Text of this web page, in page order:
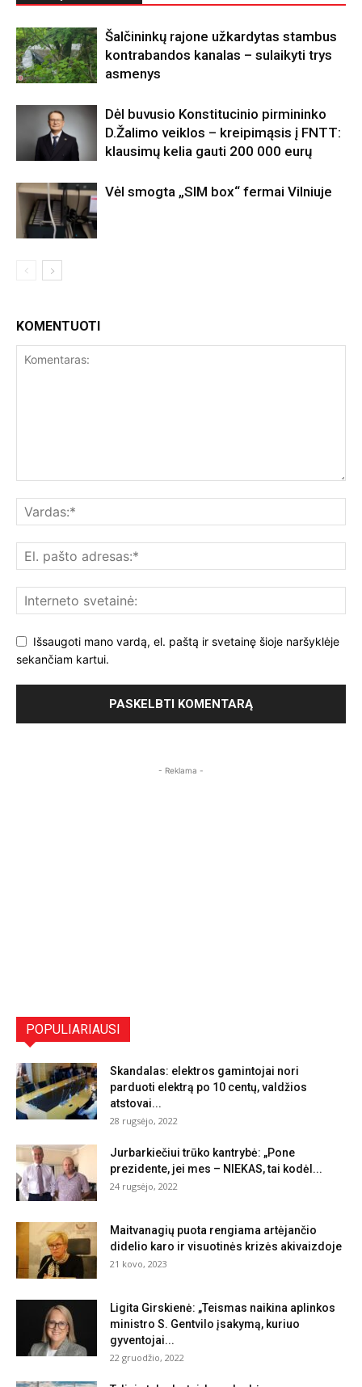
Šalčininkų rajone užkardytas stambus
kontrabandos kanalas – sulaikyti trys
asmenys
Dėl buvusio Konstitucinio pirmininko
D.Žalimo veiklos – kreipimąsis į FNTT:
klausimų kelia gauti 200 000 eurų
Vėl smogta „SIM box“ fermai Vilniuje
KOMENTUOTI
Išsaugoti mano vardą, el. paštą ir svetainę šioje naršyklėje
sekančiam kartui.
- Reklama -
POPULIARIAUSI
Skandalas: elektros gamintojai nori
parduoti elektrą po 10 centų, valdžios
atstovai...
28 rugsėjo, 2022
Jurbarkiečiui trūko kantrybė: „Pone
prezidente, jei mes – NIEKAS, tai kodėl...
24 rugsėjo, 2022
Maitvanagių puota rengiama artėjančio
didelio karo ir visuotinės krizės akivaizdoje
21 kovo, 2023
Ligita Girskienė: „Teismas naikina aplinkos
ministro S. Gentvilo įsakymą, kuriuo
gyventojai...
22 gruodžio, 2022